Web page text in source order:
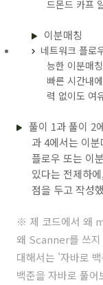
드몬드 카프
이분매칭
네트워크 플로
능한 이분매
빠른 시간내
력 없이도 여
풀이 1과 풀이 2
과 4에서는 이
플로우 또는 이
있다는 전제하
점을 두고 작성
※ 제 코드에서 왜
왜 Scanner를 쓰
대해서는 '자바로
백준을 자바로 풀